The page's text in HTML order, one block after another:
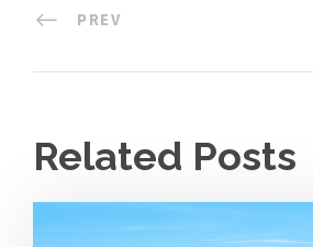
PREV
Related Posts